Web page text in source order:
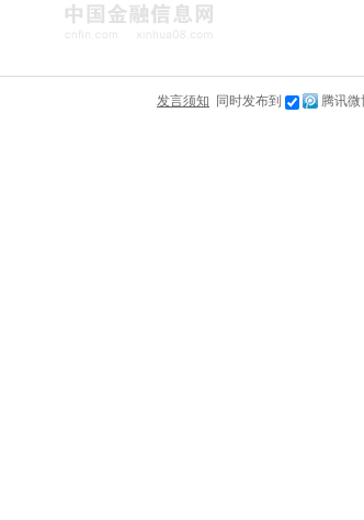
发言须知 同时发布到 腾讯微